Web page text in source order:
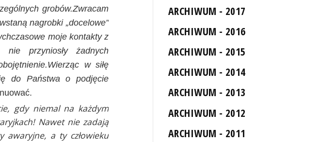
grobów.Zwracam
nagrobki „docelowe”
moje kontakty z
przyniosły żadnych
w siłę
do Państwa o podjęcie
gdy niemal na każdym
Nawet nie zadają
awaryjne, a ty człowieku
ARCHIWUM - 2017
ARCHIWUM - 2016
ARCHIWUM - 2015
ARCHIWUM - 2014
ARCHIWUM - 2013
ARCHIWUM - 2012
ARCHIWUM - 2011